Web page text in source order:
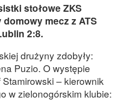
stołowe ZKS
mecz z ATS
2:8.
drużyny zdobyły:
Puzio. O występie
– kierownik
w zielonogórskim klubie: